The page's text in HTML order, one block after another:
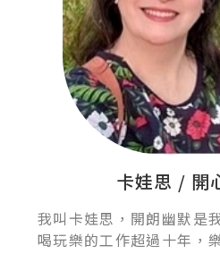
卡娃思 / 開
我叫卡娃思，開朗幽默是
喝玩樂的工作超過十年，